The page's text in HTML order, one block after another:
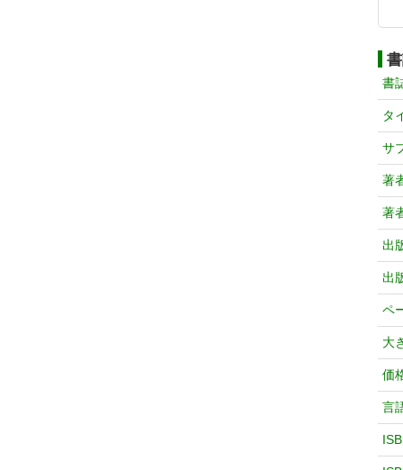
書
タ
サ
著
著
出
出
ペ
大
価
言